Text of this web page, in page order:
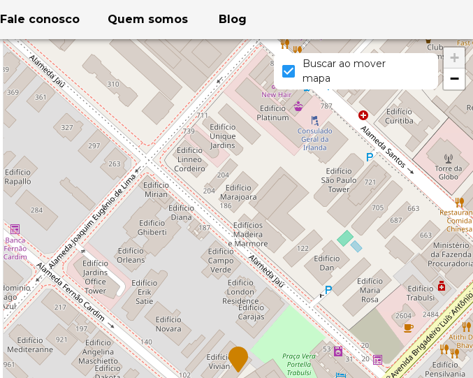
Fale conosco Quem somos Blog
+
−
Buscar ao mover
mapa